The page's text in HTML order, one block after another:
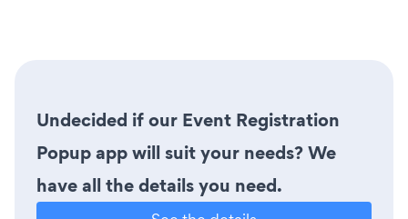
Undecided if our Event Registration
Popup app will suit your needs? We
have all the details you need.